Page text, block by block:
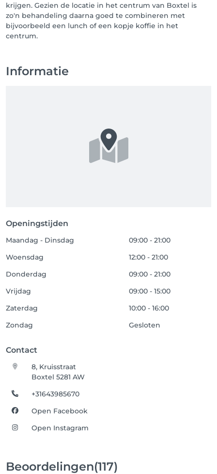
krijgen. Gezien de locatie in het centrum van Boxtel is
zo'n behandeling daarna goed te combineren met
bijvoorbeeld een lunch of een kopje koffie in het
centrum.
Informatie
Openingstijden
Maandag - Dinsdag
09:00 - 21:00
Woensdag
12:00 - 21:00
Donderdag
09:00 - 21:00
Vrijdag
09:00 - 15:00
Zaterdag
10:00 - 16:00
Zondag
Gesloten
Contact
8, Kruisstraat
Boxtel 5281 AW
+31643985670
Open Facebook
Open Instagram
Beoordelingen(117)